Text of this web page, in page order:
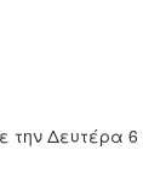
Δευτέρα 6